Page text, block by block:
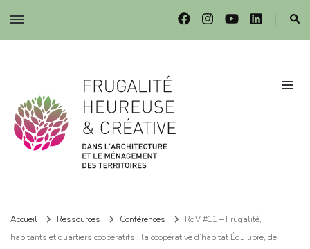
Frugalité dans l'architecture et le ménagement des territoires
Accueil Ressources Conférences
RdV #11 – Frugalité,
habitants et quartiers coopératifs : la coopérative d’habitat Équilibre, de